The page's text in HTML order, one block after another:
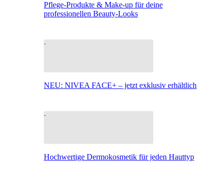
Pflege-Produkte & Make-up für deine
professionellen Beauty-Looks
NEU: NIVEA FACE+ – jetzt exklusiv erhältlich
Hochwertige Dermokosmetik für jeden Hauttyp